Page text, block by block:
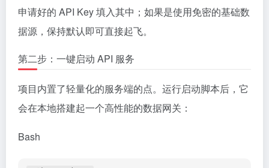
申请好的 API Key 填入其中；如果是使用免密的基础数
据源，保持默认即可直接起飞。
第二步：一键启动 API 服务
项目内置了轻量化的服务端的点。运行启动脚本后，它
会在本地搭建起一个高性能的数据网关：
Bash